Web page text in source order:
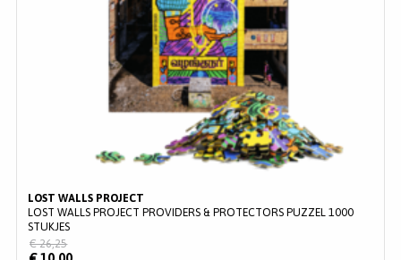
LOST WALLS PROJECT
LOST WALLS PROJECT PROVIDERS & PROTECTORS PUZZEL 1000
STUKJES
€ 26,25